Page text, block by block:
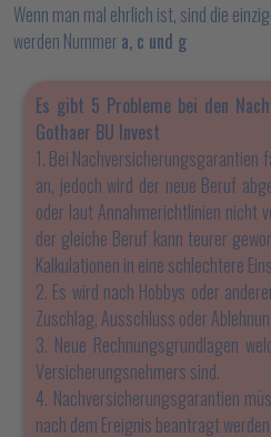
Wenn man mal ehrlich ist, sind die
werden Nummer a, c und g
Es gibt 5 Probleme bei den
Gothaer BU Invest
1. Bei Nachversicherungsgarantien
an, jedoch wird der neue Beruf
oder laut Annahmerichtlinien nicht
der gleiche Beruf kann teurer
Kalkulationen in eine schlechtere
2. Es wird nach Hobbys oder
Zuschlag, Ausschluss oder
3. Neue Rechnungsgrundlagen
Versicherungsnehmers sind.
4. Nachversicherungsgarantien
nach dem Ereignis beantragt werden.